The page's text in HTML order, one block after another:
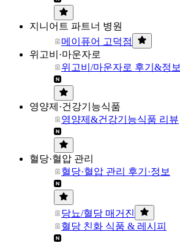
지니어트 파트너 병원
메이퓨어 고덕점
위고비·마운자로
위고비/마운자로 후기&정보
영양제·건강기능식품
영양제&건강기능식품 리뷰
혈당·혈압 관리
혈당·혈압 관리 후기·정보
당뇨/혈당 매거진
혈당 친화 식품 & 레시피